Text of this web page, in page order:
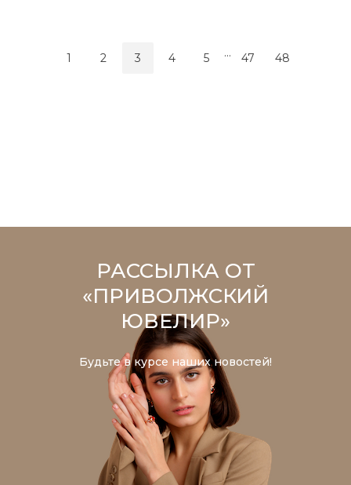
1 2 3 4 5 ... 47 48
РАССЫЛКА ОТ
«ПРИВОЛЖСКИЙ
ЮВЕЛИР»
Будьте в курсе наших новостей!